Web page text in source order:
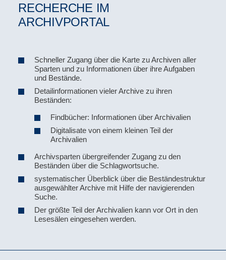
RECHERCHE IM
ARCHIVPORTAL
Schneller Zugang über die Karte zu Archiven aller
Sparten und zu Informationen über ihre Aufgaben
und Bestände.
Detailinformationen vieler Archive zu ihren
Beständen:
Findbücher: Informationen über Archivalien
Digitalisate von einem kleinen Teil der
Archivalien
Archivsparten übergreifender Zugang zu den
Beständen über die Schlagwortsuche.
systematischer Überblick über die Beständestruktur
ausgewählter Archive mit Hilfe der navigierenden
Suche.
Der größte Teil der Archivalien kann vor Ort in den
Lesesälen eingesehen werden.